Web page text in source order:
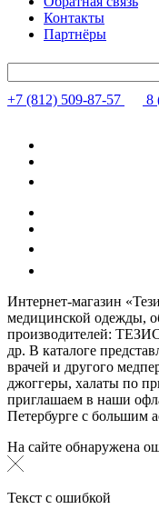
Контакты
Партнёры
+7 (812) 509-87-57 8
Интернет-магазин
медицинской одежды,
производителей:
др. В каталоге
врачей и другого
джоггеры, халаты по
приглашаем в наши
Петербурге с большим
На сайте обнаружена
Текст с ошибкой